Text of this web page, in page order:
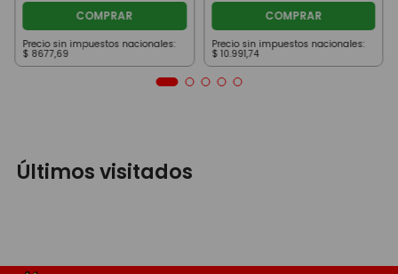
COMPRAR
Precio sin impuestos nacionales:
$ 8677,69
COMPRAR
Precio sin impuestos nacionales:
$ 10.991,74
Últimos visitados